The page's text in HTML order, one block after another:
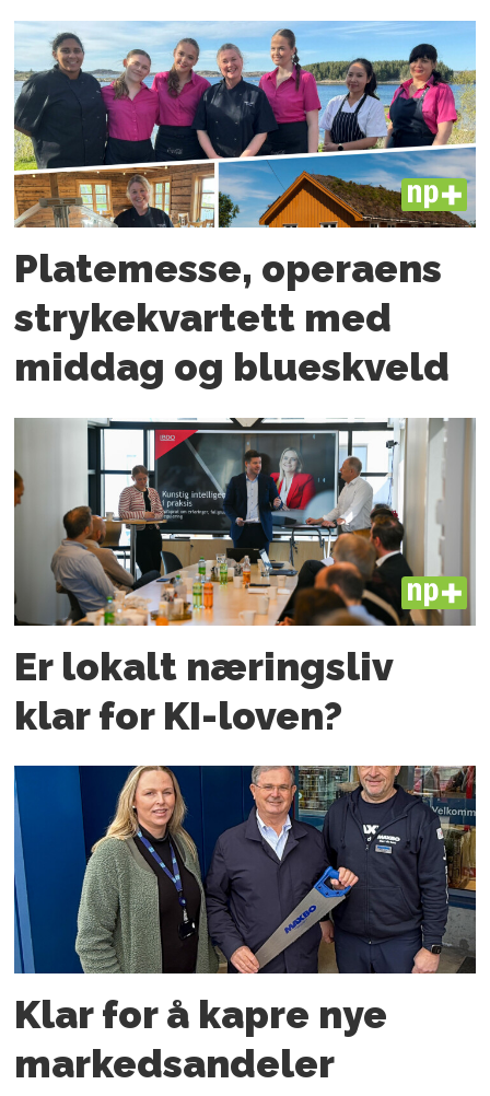
PLUS
Platemesse, operaens
strykekvartett med
middag og blueskveld
PLUS
Er lokalt næringsliv
klar for KI-loven?
Klar for å kapre nye
markedsandeler